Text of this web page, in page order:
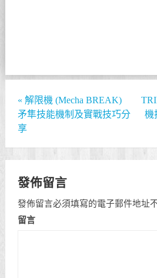
« 解限機 (Mecha BREAK)
矛隼技能機制及實戰技巧分
享
機
發佈留言
發佈留言必須填寫的電子郵件地址
留言